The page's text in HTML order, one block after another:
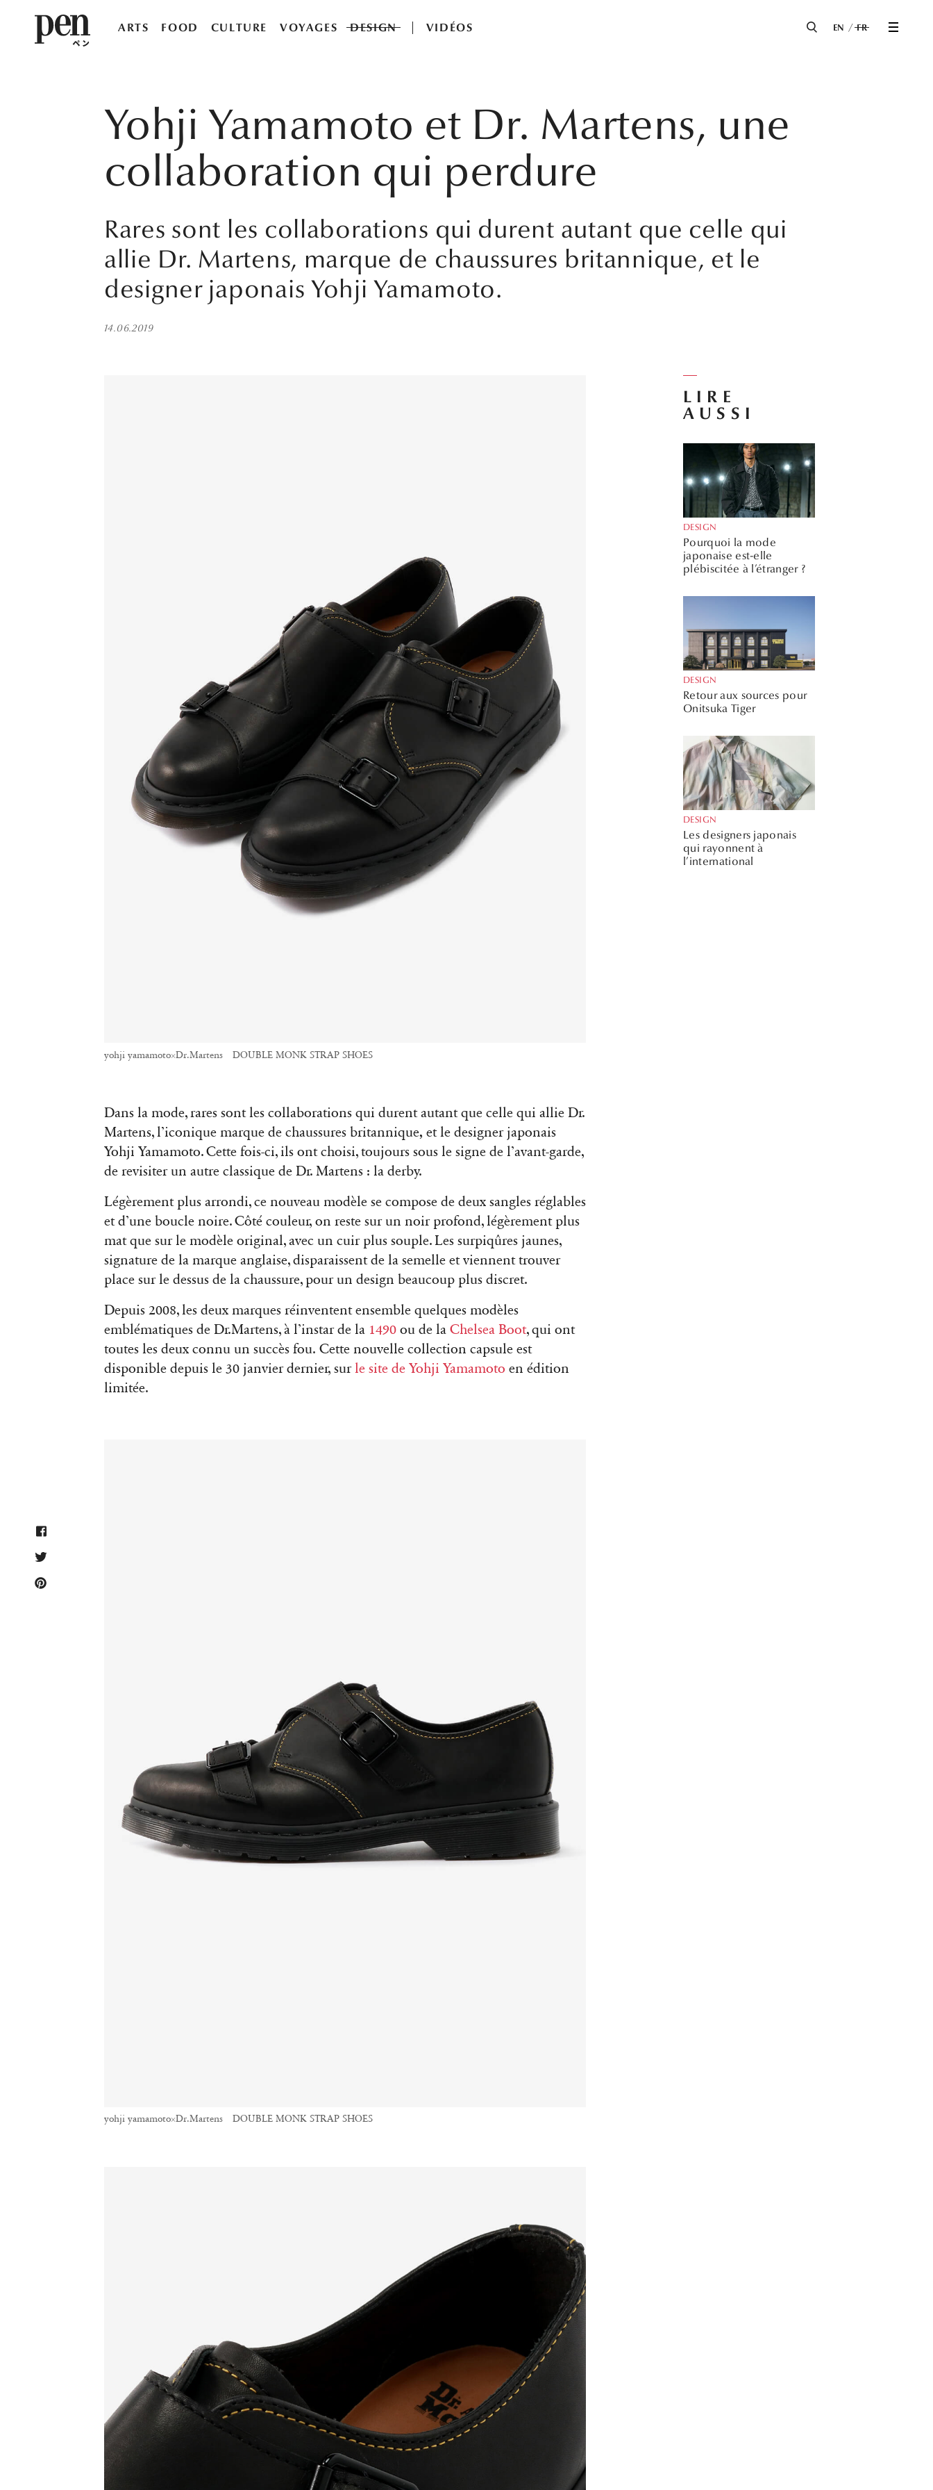
ARTS FOOD CULTURE VOYAGES DESIGN VIDÉOS EN FR
Yohji Yamamoto et Dr. Martens, une
collaboration qui perdure
Rares sont les collaborations qui durent autant que celle qui
allie Dr. Martens, marque de chaussures britannique, et le
designer japonais Yohji Yamamoto.
14.06.2019
yohji yamamoto×Dr.Martens DOUBLE MONK STRAP SHOES
Dans la mode, rares sont les collaborations qui durent autant que celle qui allie Dr.
Martens, l’iconique marque de chaussures britannique, et le designer japonais
Yohji Yamamoto. Cette fois-ci, ils ont choisi, toujours sous le signe de l’avant-garde,
de revisiter un autre classique de Dr. Martens : la derby.
Légèrement plus arrondi, ce nouveau modèle se compose de deux sangles réglables
et d’une boucle noire. Côté couleur, on reste sur un noir profond, légèrement plus
mat que sur le modèle original, avec un cuir plus souple. Les surpiqûres jaunes,
signature de la marque anglaise, disparaissent de la semelle et viennent trouver
place sur le dessus de la chaussure, pour un design beaucoup plus discret.
Depuis 2008, les deux marques réinventent ensemble quelques modèles
emblématiques de Dr.Martens, à l’instar de la 1490 ou de la Chelsea Boot, qui ont
toutes les deux connu un succès fou. Cette nouvelle collection capsule est
disponible depuis le 30 janvier dernier, surle site de Yohji Yamamoto en édition
limitée.
yohji yamamoto×Dr.Martens DOUBLE MONK STRAP SHOES
LIRE
AUSSI
DESIGN
Pourquoi la mode
japonaise est-elle
plébiscitée à l’étranger ?
DESIGN
Retour aux sources pour
Onitsuka Tiger
DESIGN
Les designers japonais
qui rayonnent à
l’international